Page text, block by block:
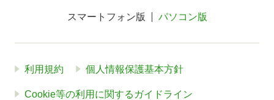
スマートフォン版 パソコン版
利用規約 個人情報保護基本方針
Cookie等の利用に関するガイドライン